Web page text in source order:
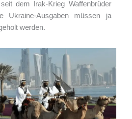
dem Irak-Krieg Waffenbrüder
Ukraine-Ausgaben müssen ja
werden.